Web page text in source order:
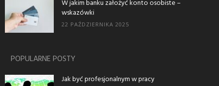
W jakim banku założyć konto osobiste –
wskazówki
22 PAŹDZIERNIKA 2025
POPULARNE POSTY
Jak być profesjonalnym w pracy